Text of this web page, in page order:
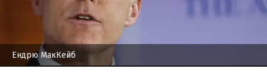
Ендрю МакКейб